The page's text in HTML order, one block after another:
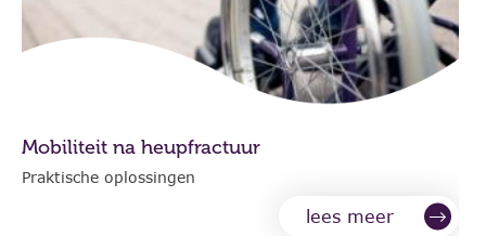
Mobiliteit na heupfractuur
Praktische oplossingen
lees meer